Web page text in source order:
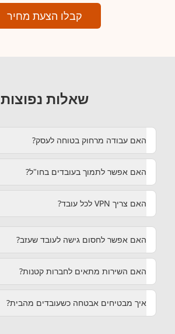
קבלו הצעת מחיר
שאלות נפוצות
האם עבודה מרחוק בטוחה לעסק‏?
האם אפשר לתמוך בעובדים בחו"ל‏?
האם צריך VPN לכל עובד‏?
האם אפשר לחסום גישה לעובד שעזב‏?
האם השירות מתאים לחברות קטנות‏?
איך מבטיחים אבטחה כשעובדים מהבית‏?